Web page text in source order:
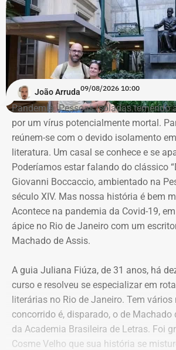
afirma que as acusações são
As investigações da Polícia Federal
empresário teria pagado R$ 4,5 mil ao
Washington Travassos de Azevedo
informações fiscais de forma ilegal.
como o executor do acesso indevido
Receita Federal, está preso desde
O caso tramita no âmbito do chamado
News. Em abril, a Polícia Federal
busca e apreensão em endereços
que se apresentou às autoridades após
uma ordem de prisão preventiva
A medida de prisão, à época, ocorreu
contrário da Procuradoria-Geral da
a custódia cautelar de Marcelo Conde
Com informações do portal
João Arruda09/08/2026 10:00
Pandemia. Pessoas isoladas temendo
por um vírus potencialmente mortal.
reúnem-se com o devido isolamento
literatura. Um casal se conhece e se
Poderíamos estar falando do clássico
Giovanni Boccaccio, ambientado na
século XIV. Mas nossa história é bem
Acontece na pandemia da Covid-19,
ápice no Rio de Janeiro com um
Machado de Assis.
A guia Juliana Fiúza, de 31 anos, há
curso e resolveu se especializar em
literárias no Rio de Janeiro. Tem vários
concorrido é, disparado, o de Machado
da Academia Brasileira de Letras. Foi
Cosme Velho que sua história se